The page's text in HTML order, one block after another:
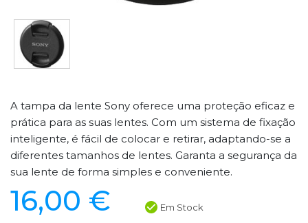
A tampa da lente Sony oferece uma proteção eficaz e
prática para as suas lentes. Com um sistema de fixação
inteligente, é fácil de colocar e retirar, adaptando-se a
diferentes tamanhos de lentes. Garanta a segurança da
sua lente de forma simples e conveniente.
16,00 € Em Stock